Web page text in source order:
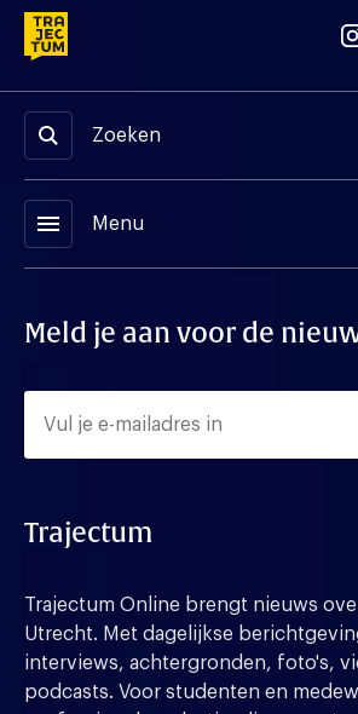
Zoeken
menu Menu
Meld je aan voor de
Trajectum
Trajectum Online brengt nieuws
Utrecht. Met dagelijkse
interviews, achtergronden, foto's,
podcasts. Voor studenten en